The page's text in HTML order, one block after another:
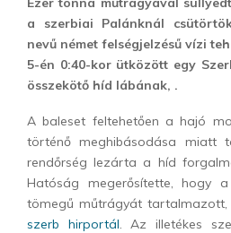
a szerbiai Palánknál
nevű német felségjelzésű vízi
5-én 0:40-kor ütközött egy
összekötő híd lábának, .
A baleset feltehetően a hajó
történő meghibásodása miatt
rendőrség lezárta a híd
Hatóság megerősítette, hogy
tömegű műtrágyát
szerb hirportál. Az illetékes